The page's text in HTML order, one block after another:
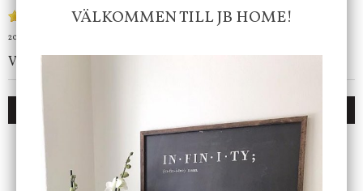
2015-03-20
Väldigt nöjd med kuddfodralen!
ENDAST 1 ST KVAR I LAGER
VÄLKOMMEN TILL JB HOME!